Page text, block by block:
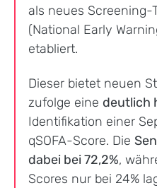
als neues Screening-
(National Early
etabliert.
Dieser bietet neuen
zufolge eine deutlich
Identifikation einer
qSOFA-Score. Die
dabei bei 72,2%,
Scores nur bei 24%